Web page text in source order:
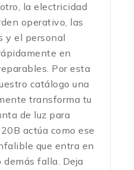
la electricidad
operativo, las
y el personal
en
Por esta
catálogo una
transforma tu
de luz para
actúa como ese
que entra en
falla. Deja